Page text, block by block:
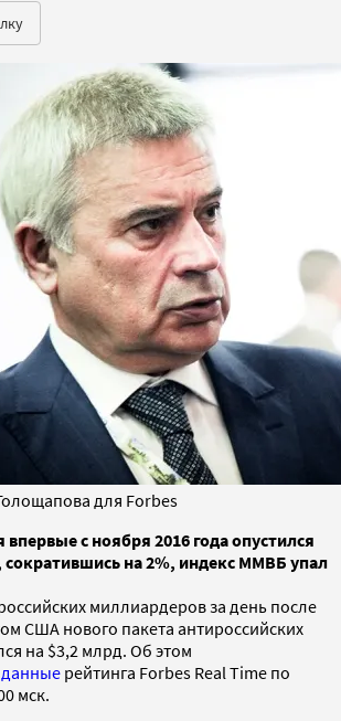
для Forbes
впервые с ноября 2016 года опустился
сократившись на 2%, индекс ММВБ упал
миллиардеров за день после
США нового пакета антироссийских
на $3,2 млрд. Об этом
данные рейтинга Forbes Real Time по
мск.